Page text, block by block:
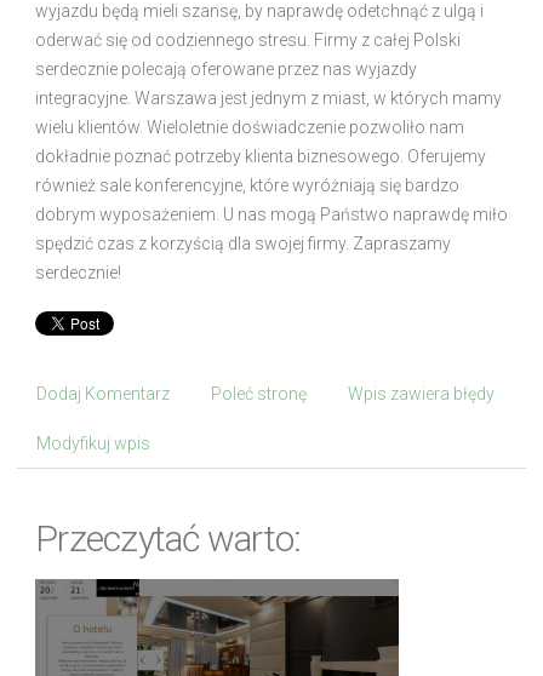
wyjazdu będą mieli szansę, by naprawdę odetchnąć z ulgą i
oderwać się od codziennego stresu. Firmy z całej Polski
serdecznie polecają oferowane przez nas wyjazdy
integracyjne. Warszawa jest jednym z miast, w których mamy
wielu klientów. Wieloletnie doświadczenie pozwoliło nam
dokładnie poznać potrzeby klienta biznesowego. Oferujemy
również sale konferencyjne, które wyróżniają się bardzo
dobrym wyposażeniem. U nas mogą Państwo naprawdę miło
spędzić czas z korzyścią dla swojej firmy. Zapraszamy
serdecznie!
Dodaj Komentarz Poleć stronę Wpis zawiera błędy
Modyfikuj wpis
Przeczytać warto: